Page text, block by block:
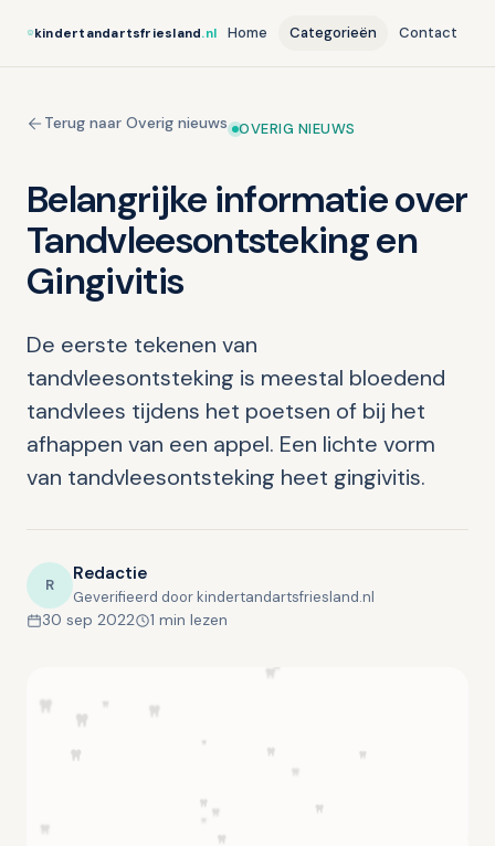
kindertandartsfriesland.nl Home Categorieën Contact
Terug naar Overig nieuws OVERIG NIEUWS
Belangrijke informatie over
Tandvleesontsteking en
Gingivitis
De eerste tekenen van
tandvleesontsteking is meestal bloedend
tandvlees tijdens het poetsen of bij het
afhappen van een appel. Een lichte vorm
van tandvleesontsteking heet gingivitis.
R Redactie
Geverifieerd door kindertandartsfriesland.nl
30 sep 2022 1 min lezen